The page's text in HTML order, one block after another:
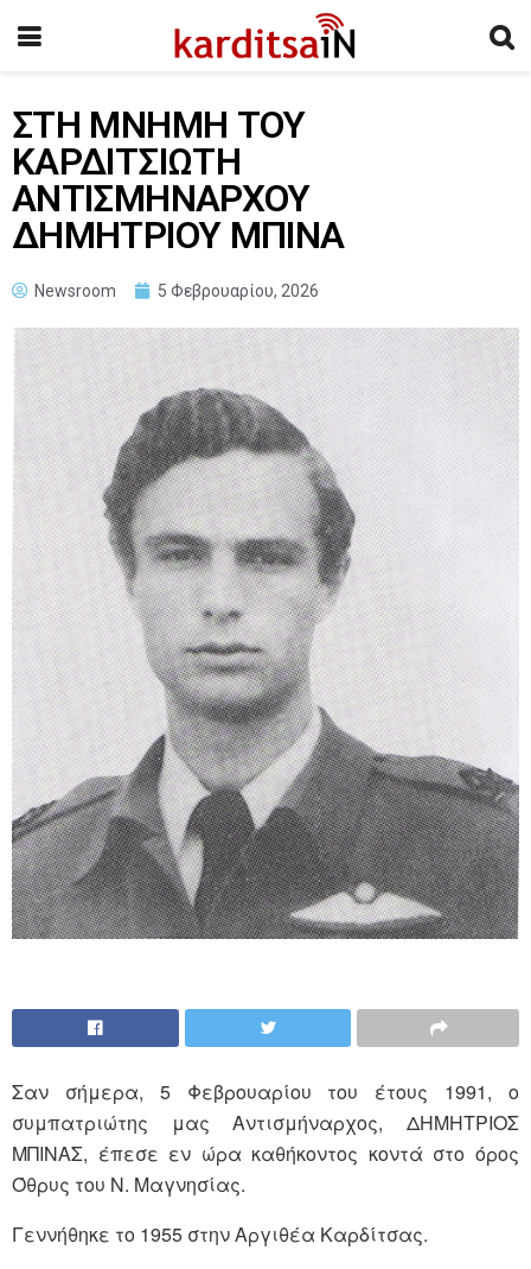
ΣΤΗ ΜΝΗΜΗ ΤΟΥ
ΚΑΡΔΙΤΣΙΩΤΗ
ΑΝΤΙΣΜΗΝΑΡΧΟΥ
ΔΗΜΗΤΡΙΟΥ ΜΠΙΝΑ
Newsroom 5 Φεβρουαρίου, 2026
Σαν σήμερα, 5 Φεβρουαρίου του έτους 1991, ο
συμπατριώτης μας Αντισμήναρχος, ΔΗΜΗΤΡΙΟΣ
ΜΠΙΝΑΣ, έπεσε εν ώρα καθήκοντος κοντά στο όρος
Όθρυς του Ν. Μαγνησίας.
Γεννήθηκε το 1955 στην Αργιθέα Καρδίτσας.